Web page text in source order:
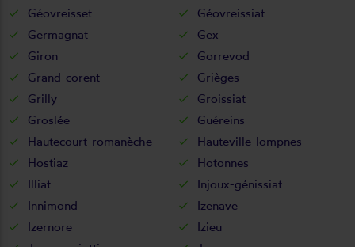
Géovreisset
Géovreissiat
Germagnat
Gex
Giron
Gorrevod
Grand-corent
Grièges
Grilly
Groissiat
Groslée
Guéreins
Hautecourt-romanèche
Hauteville-lompnes
Hostiaz
Hotonnes
Illiat
Injoux-génissiat
Innimond
Izenave
Izernore
Izieu